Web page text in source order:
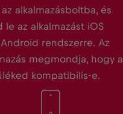
alkalmazásboltba, és
le az alkalmazást iOS
rendszerre. Az
megmondja, hogy a
kompatibilis-e.